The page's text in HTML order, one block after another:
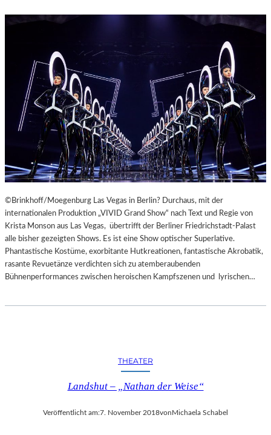
©Brinkhoff/Moegenburg Las Vegas in Berlin? Durchaus, mit der
internationalen Produktion „VIVID Grand Show“ nach Text und Regie von
Krista Monson aus Las Vegas, übertrifft der Berliner Friedrichstadt-Palast
alle bisher gezeigten Shows. Es ist eine Show optischer Superlative.
Phantastische Kostüme, exorbitante Hutkreationen, fantastische Akrobatik,
rasante Revuetänze verdichten sich zu atemberaubenden
Bühnenperformances zwischen heroischen Kampfszenen und lyrischen…
THEATER
Landshut – „Nathan der Weise“
Veröffentlicht am:7. November 2018von Michaela Schabel